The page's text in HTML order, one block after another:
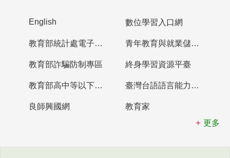
English 數位學習入口網
教育部統計處電子書櫃 青年教育與就業儲蓄帳戶
教育部詐騙防制專區 終身學習資源平臺
教育部高中等以下學校及幼兒園教師資格檢定考試 臺灣台語語言能力認證網站
良師興國網
教育家
更多